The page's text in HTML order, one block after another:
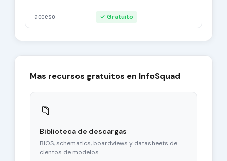
acceso ✓ Gratuito
Mas recursos gratuitos en InfoSquad
📁
Biblioteca de descargas
BIOS, schematics, boardviews y datasheets de
cientos de modelos.